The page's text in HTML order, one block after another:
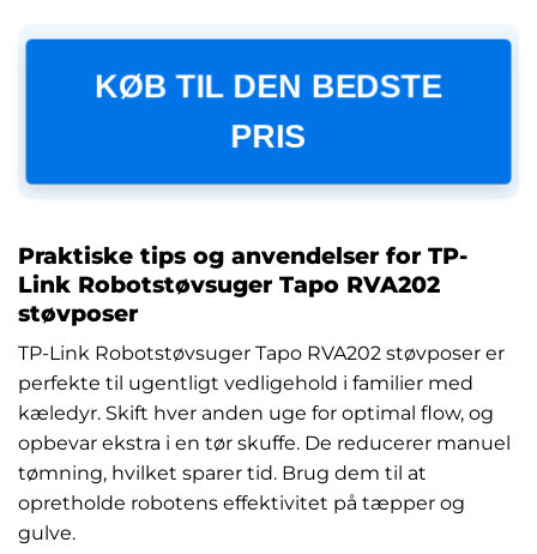
KØB TIL DEN BEDSTE
PRIS
Praktiske tips og anvendelser for TP-
Link Robotstøvsuger Tapo RVA202
støvposer
TP-Link Robotstøvsuger Tapo RVA202 støvposer er
perfekte til ugentligt vedligehold i familier med
kæledyr. Skift hver anden uge for optimal flow, og
opbevar ekstra i en tør skuffe. De reducerer manuel
tømning, hvilket sparer tid. Brug dem til at
opretholde robotens effektivitet på tæpper og
gulve.